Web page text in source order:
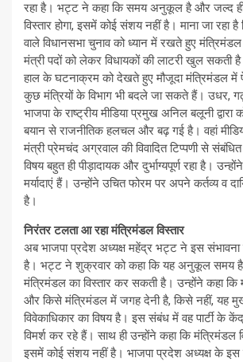
रहा है। भट्ट ने कहा कि समय अनुकूल है और जल्द
विस्तार होगा, इसमें कोई संशय नहीं है। माना जा रहा
वाले विधानसभा चुनाव को ध्यान में रखते हुए
मंत्री पदों को लेकर विधायकों की लाटरी खुल सकती
हाल के घटनाक्रम को देखते हुए मौजूदा मंत्रिमंडल
कुछ मंत्रियों के विभाग भी बदले जा सकते हैं। उधर,
भाजपा के राष्ट्रीय मीडिया प्रमुख अनिल बलूनी द्वारा
बयान से राजनीतिक हलचल और बढ़ गई है। वहां
मंत्री प्रेमचंद अग्रवाल की विवादित टिप्पणी से
विषय बहुत ही पीड़ादायक और दुर्भाग्यपूर्ण रहा है।
मर्यादाएं हैं। उन्होंने उचित फोरम पर अपने कर्तव्य व
है।
निरंतर टलता आ रहा मंत्रिमंडल विस्तार
अब भाजपा प्रदेश अध्यक्ष महेंद्र भट्ट ने इस संभावना
है। भट्ट ने शुक्रवार को कहा कि यह अनुकूल समय
मंत्रिमंडल का विस्तार कर सकती है। उन्होंने कहा कि
और किसे मंत्रिमंडल में जगह देनी है, किसे नहीं, यह
विवेकाधिकार का विषय है। इस संबंध में वह पार्टी के
विमर्श कर रहे हैं। साथ ही उन्होंने कहा कि मंत्रिमंडल
इसमें कोई संशय नहीं है। भाजपा प्रदेश अध्यक्ष के इस